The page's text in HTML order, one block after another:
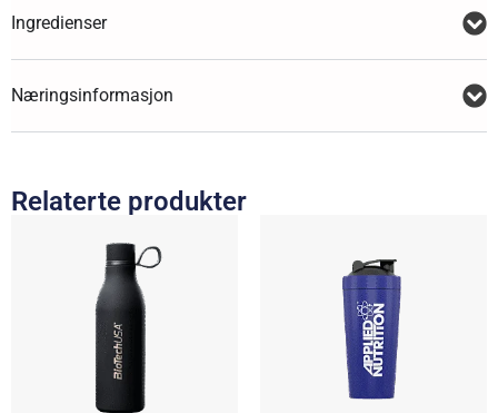
Ingredienser
Næringsinformasjon
Relaterte produkter